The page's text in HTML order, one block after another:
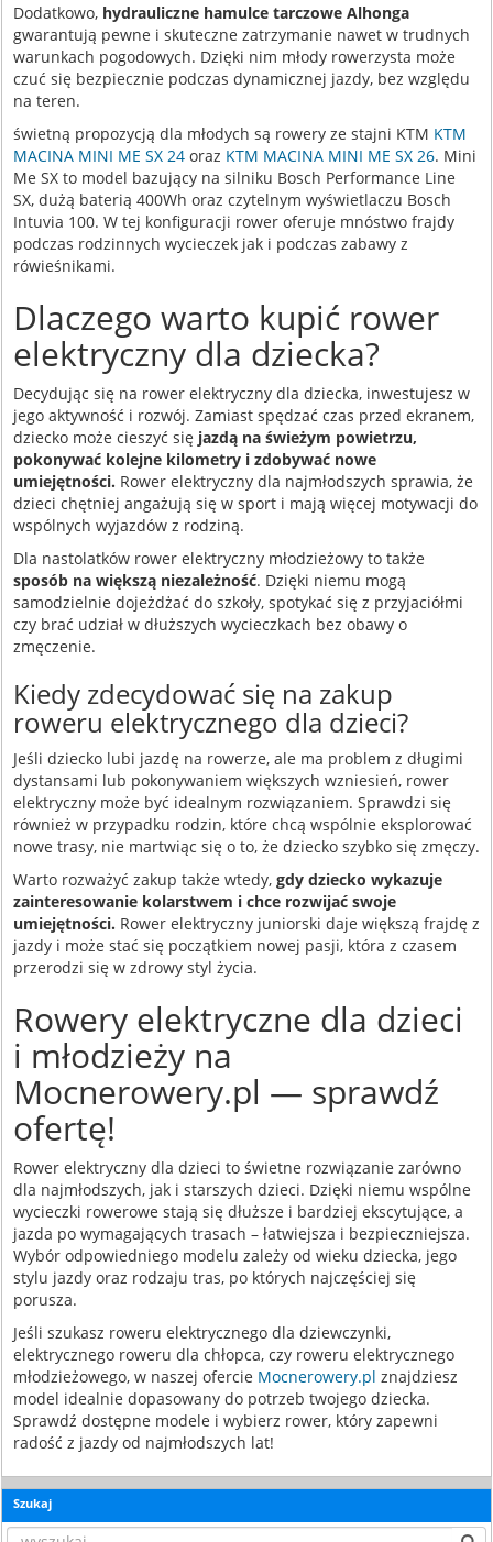
Dodatkowo, hydrauliczne hamulce tarczowe Alhonga
gwarantują pewne i skuteczne zatrzymanie nawet w trudnych
warunkach pogodowych. Dzięki nim młody rowerzysta może
czuć się bezpiecznie podczas dynamicznej jazdy, bez względu
na teren.
świetną propozycją dla młodych są rowery ze stajni KTM KTM
MACINA MINI ME SX 24 oraz KTM MACINA MINI ME SX 26. Mini
Me SX to model bazujący na silniku Bosch Performance Line
SX, dużą baterią 400Wh oraz czytelnym wyświetlaczu Bosch
Intuvia 100. W tej konfiguracji rower oferuje mnóstwo frajdy
podczas rodzinnych wycieczek jak i podczas zabawy z
rówieśnikami.
Dlaczego warto kupić rower
elektryczny dla dziecka?
Decydując się na rower elektryczny dla dziecka, inwestujesz w
jego aktywność i rozwój. Zamiast spędzać czas przed ekranem,
dziecko może cieszyć się jazdą na świeżym powietrzu,
pokonywać kolejne kilometry i zdobywać nowe
umiejętności. Rower elektryczny dla najmłodszych sprawia, że
dzieci chętniej angażują się w sport i mają więcej motywacji do
wspólnych wyjazdów z rodziną.
Dla nastolatków rower elektryczny młodzieżowy to także
sposób na większą niezależność. Dzięki niemu mogą
samodzielnie dojeżdżać do szkoły, spotykać się z przyjaciółmi
czy brać udział w dłuższych wycieczkach bez obawy o
zmęczenie.
Kiedy zdecydować się na zakup
roweru elektrycznego dla dzieci?
Jeśli dziecko lubi jazdę na rowerze, ale ma problem z długimi
dystansami lub pokonywaniem większych wzniesień, rower
elektryczny może być idealnym rozwiązaniem. Sprawdzi się
również w przypadku rodzin, które chcą wspólnie eksplorować
nowe trasy, nie martwiąc się o to, że dziecko szybko się zmęczy.
Warto rozważyć zakup także wtedy, gdy dziecko wykazuje
zainteresowanie kolarstwem i chce rozwijać swoje
umiejętności. Rower elektryczny juniorski daje większą frajdę z
jazdy i może stać się początkiem nowej pasji, która z czasem
przerodzi się w zdrowy styl życia.
Rowery elektryczne dla dzieci
i młodzieży na
Mocnerowery.pl — sprawdź
ofertę!
Rower elektryczny dla dzieci to świetne rozwiązanie zarówno
dla najmłodszych, jak i starszych dzieci. Dzięki niemu wspólne
wycieczki rowerowe stają się dłuższe i bardziej ekscytujące, a
jazda po wymagających trasach – łatwiejsza i bezpieczniejsza.
Wybór odpowiedniego modelu zależy od wieku dziecka, jego
stylu jazdy oraz rodzaju tras, po których najczęściej się
porusza.
Jeśli szukasz roweru elektrycznego dla dziewczynki,
elektrycznego roweru dla chłopca, czy roweru elektrycznego
młodzieżowego, w naszej ofercie Mocnerowery.pl znajdziesz
model idealnie dopasowany do potrzeb twojego dziecka.
Sprawdź dostępne modele i wybierz rower, który zapewni
radość z jazdy od najmłodszych lat!
Szukaj